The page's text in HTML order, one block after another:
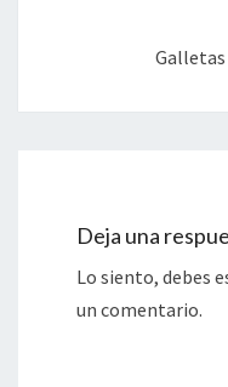
Galletas
Deja una
Lo siento, debes
un comentario.